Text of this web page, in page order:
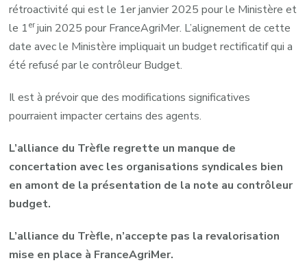
rétroactivité qui est le 1er janvier 2025 pour le Ministère et
le 1erjuin 2025 pour FranceAgriMer. L’alignement de cette
date avec le Ministère impliquait un budget rectificatif qui a
été refusé par le contrôleur Budget.
Il est à prévoir que des modifications significatives
pourraient impacter certains des agents.
L’alliance du Trèfle regrette un manque de
concertation avec les organisations syndicales bien
en amont de la présentation de la note au contrôleur
budget.
L’alliance du Trèfle, n’accepte pas la revalorisation
mise en place à FranceAgriMer.